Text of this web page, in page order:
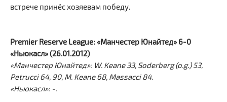
встрече принёс хозяевам победу.
Premier Reserve League: «Манчестер Юнайтед» 6-0
«Ньюкасл» (26.01.2012)
«Манчестер Юнайтед»: W. Keane 33, Soderberg (o.g.) 53,
Petrucci 64, 90, M. Keane 68, Massacci 84.
«Ньюкасл»: -.